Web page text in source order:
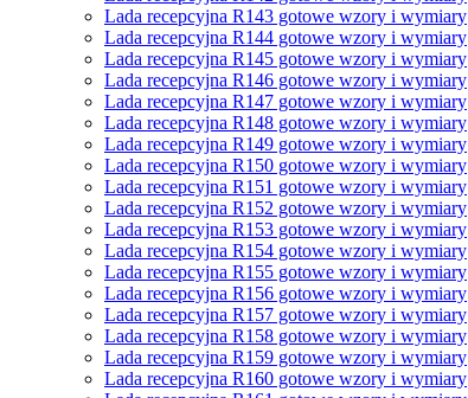
Lada recepcyjna R143 gotowe wzory i wymiary
Lada recepcyjna R144 gotowe wzory i wymiary
Lada recepcyjna R145 gotowe wzory i wymiary
Lada recepcyjna R146 gotowe wzory i wymiary
Lada recepcyjna R147 gotowe wzory i wymiary
Lada recepcyjna R148 gotowe wzory i wymiary
Lada recepcyjna R149 gotowe wzory i wymiary
Lada recepcyjna R150 gotowe wzory i wymiary
Lada recepcyjna R151 gotowe wzory i wymiary
Lada recepcyjna R152 gotowe wzory i wymiary
Lada recepcyjna R153 gotowe wzory i wymiary
Lada recepcyjna R154 gotowe wzory i wymiary
Lada recepcyjna R155 gotowe wzory i wymiary
Lada recepcyjna R156 gotowe wzory i wymiary
Lada recepcyjna R157 gotowe wzory i wymiary
Lada recepcyjna R158 gotowe wzory i wymiary
Lada recepcyjna R159 gotowe wzory i wymiary
Lada recepcyjna R160 gotowe wzory i wymiary